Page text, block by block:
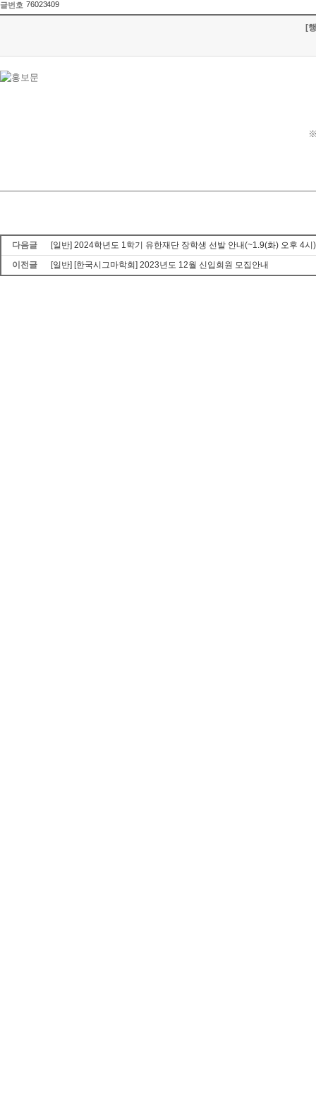
글번호 76023409
[
다음글
[일반] 2024학년도 1학기 유한재단 장학생 선발 안내(~1.9(화) 오후 4시)
이전글
[일반] [한국시그마학회] 2023년도 12월 신입회원 모집안내